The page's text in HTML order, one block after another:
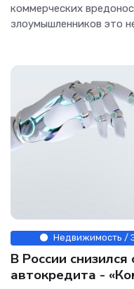
коммерческих
злоумышленников это
программы в даркнете,
Недвижимость /
В России
автокредита -